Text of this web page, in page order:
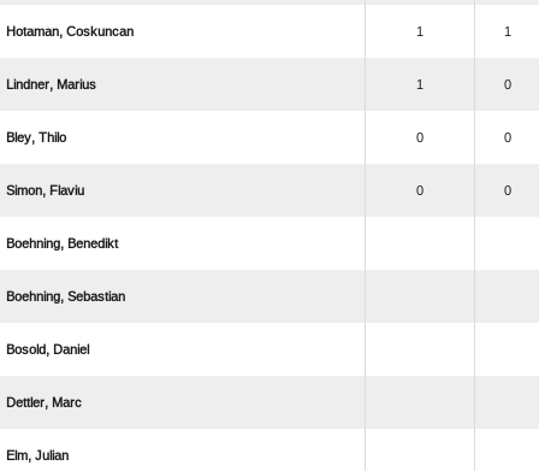
  1 1
  1 0
  0 0
  0 0
 
 
 
 
 